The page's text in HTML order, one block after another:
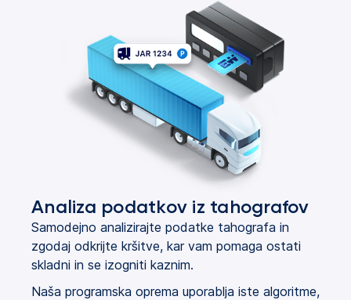
Analiza podatkov iz tahografov
Samodejno analizirajte podatke tahografa in
zgodaj odkrijte kršitve, kar vam pomaga ostati
skladni in se izogniti kaznim.
Naša programska oprema uporablja iste algoritme,